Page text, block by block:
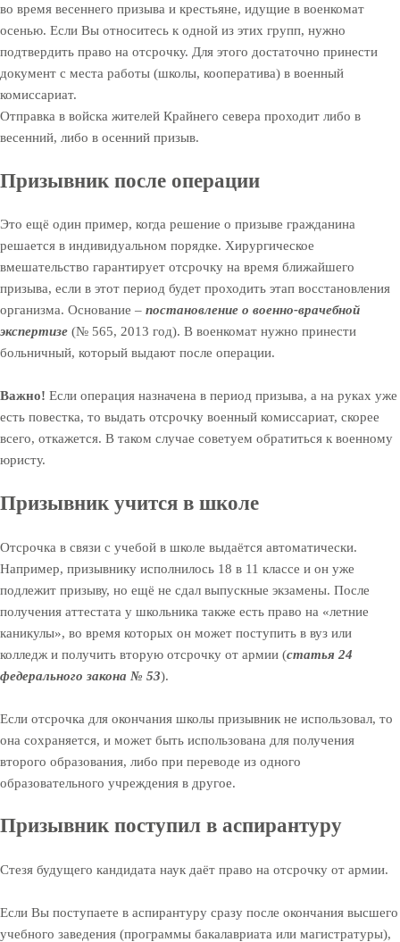
во время весеннего призыва и крестьяне, идущие в военкомат
осенью. Если Вы относитесь к одной из этих групп, нужно
подтвердить право на отсрочку. Для этого достаточно принести
документ с места работы (школы, кооператива) в военный
комиссариат.
Отправка в войска жителей Крайнего севера проходит либо в
весенний, либо в осенний призыв.
Призывник после операции
Это ещё один пример, когда решение о призыве гражданина
решается в индивидуальном порядке. Хирургическое
вмешательство гарантирует отсрочку на время ближайшего
призыва, если в этот период будет проходить этап восстановления
организма. Основание – постановление о военно-врачебной
экспертизе (№ 565, 2013 год). В военкомат нужно принести
больничный, который выдают после операции.
Важно! Если операция назначена в период призыва, а на руках уже
есть повестка, то выдать отсрочку военный комиссариат, скорее
всего, откажется. В таком случае советуем обратиться к военному
юристу.
Призывник учится в школе
Отсрочка в связи с учебой в школе выдаётся автоматически.
Например, призывнику исполнилось 18 в 11 классе и он уже
подлежит призыву, но ещё не сдал выпускные экзамены. После
получения аттестата у школьника также есть право на «летние
каникулы», во время которых он может поступить в вуз или
колледж и получить вторую отсрочку от армии (статья 24
федерального закона № 53).
Если отсрочка для окончания школы призывник не использовал, то
она сохраняется, и может быть использована для получения
второго образования, либо при переводе из одного
образовательного учреждения в другое.
Призывник поступил в аспирантуру
Стезя будущего кандидата наук даёт право на отсрочку от армии.
Если Вы поступаете в аспирантуру сразу после окончания высшего
учебного заведения (программы бакалавриата или магистратуры),